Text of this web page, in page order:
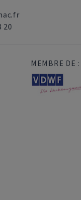
20
MEMBRE DE :